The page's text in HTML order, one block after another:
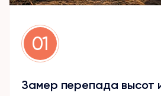
01
Замер перепада высот